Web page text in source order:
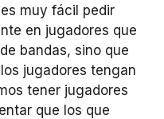
muy fácil pedir
en jugadores que
bandas, sino que
jugadores tengan
tener jugadores
que los que